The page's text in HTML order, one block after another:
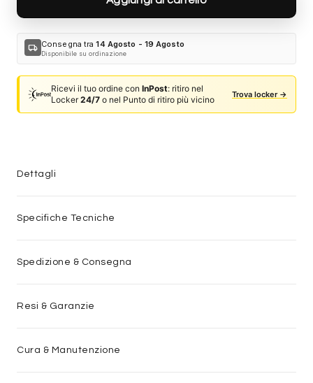
local_shipping Consegna tra14 Agosto - 19 Agosto
Disponibile su ordinazione
Ricevi il tuo ordine conInPost: ritiro nel
Locker24/7 o nel Punto di ritiro più vicino
Trova locker →
Dettagli
Specifiche Tecniche
Spedizione & Consegna
Resi & Garanzie
Cura & Manutenzione